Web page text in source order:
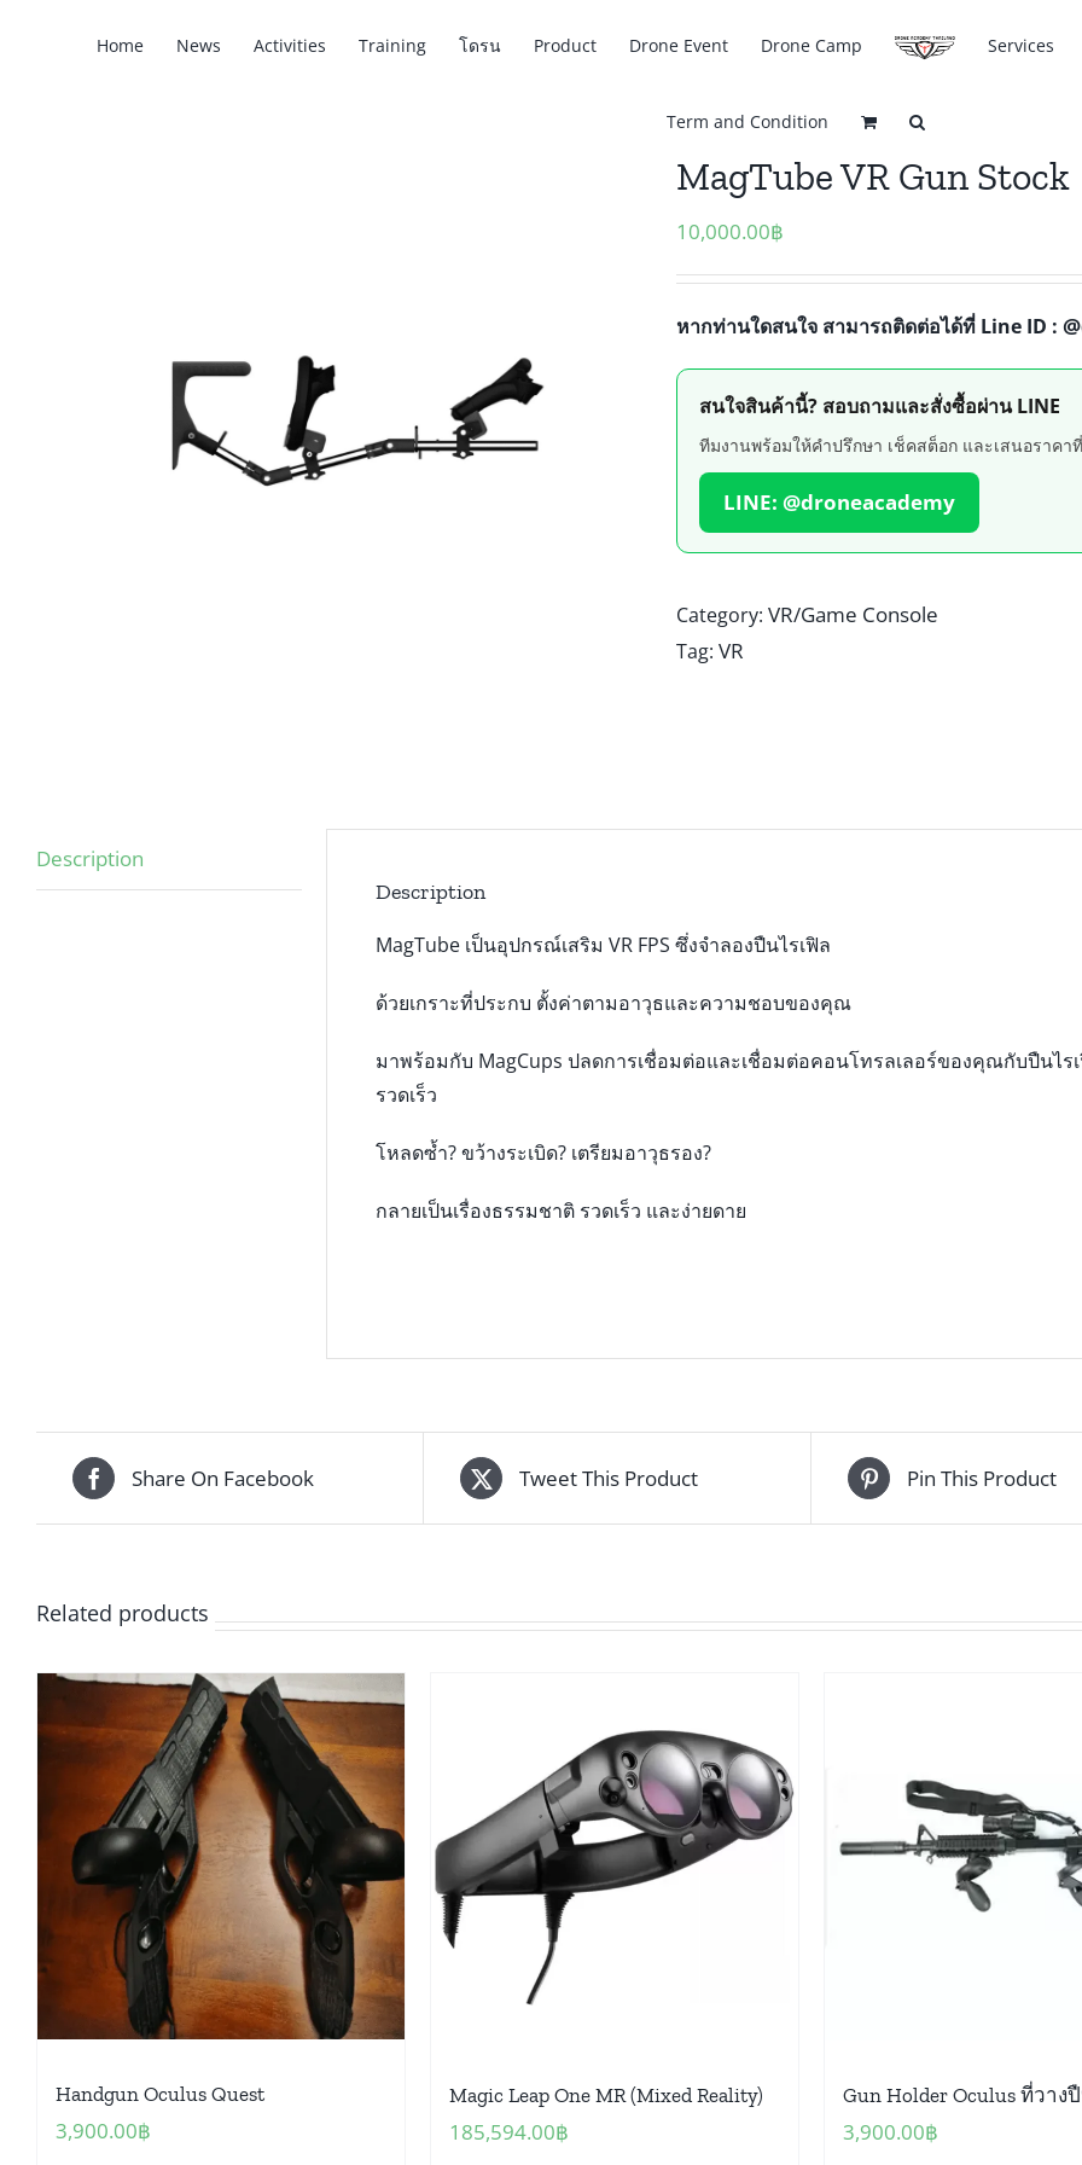
Home News Activities Training โดรน Product Drone Event Drone Camp Services
Term and Condition
MagTube VR Gun Stock
10,000.00฿
หากท่านใดสนใจ สามารถติดต่อได้ที่ Line ID :
สนใจสินค้านี้? สอบถามและสั่งซื้อผ่าน LINE
ทีมงานพร้อมให้คำปรึกษา เช็คสต็อก และเสนอราค
LINE: @droneacademy
Category: VR/Game Console
Tag: VR
Description
Description
MagTube เป็นอุปกรณ์เสริม VR FPS ซึ่งจำลองปืนไรเฟิล
ด้วยเกราะที่ประกบ ตั้งค่าตามอาวุธและความชอบของคุณ
มาพร้อมกับ MagCups ปลดการเชื่อมต่อและเชื่อมต่อคอนโทรลเลอร์ของคุณกับปืนไ
รวดเร็ว
โหลดซ้ำ? ขว้างระเบิด? เตรียมอาวุธรอง?
กลายเป็นเรื่องธรรมชาติ รวดเร็ว และง่ายดาย
Share On Facebook Tweet This Product Pin This Product
Related products
Handgun Oculus Quest
3,900.00฿
Magic Leap One MR (Mixed Reality)
185,594.00฿
Gun Holder Oculus ที่วาง
3,900.00฿